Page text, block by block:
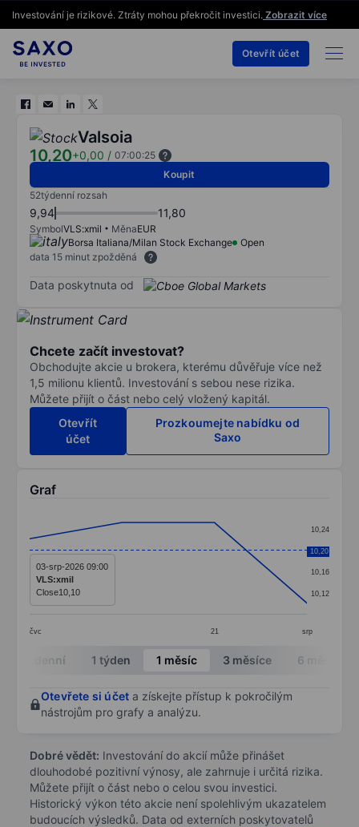
Investování je rizikové. Ztráty mohou překročit investici. Zobrazit více
Otevřít účet
Valsoia
10,20+0,00 / 07:00:25
Koupit
52týdenní rozsah
9,94 11,80
SymbolVLS:xmil MěnaEUR
Borsa Italiana/Milan Stock Exchange
Open
data 15 minut zpožděná
Data poskytnuta od
Chcete začít investovat?
Obchodujte akcie u brokera, kterému důvěřuje více než
1,5 milionu klientů. Investování s sebou nese rizika.
Můžete přijít o část nebo celý vložený kapitál.
Otevřít
účet
Prozkoumejte nabídku od
Saxo
Graf
Line chart with 4 data points.
The chart has 1 X axis displaying categories.
The chart has 1 Y axis displaying values. Data ranges
čvc 21 srp
10,12
10,16
10,20
10,24
10,20
03-srp-2026 09:00
VLS:xmil
Close10,10
End of interactive chart.
Intradenní 1 týden 1 měsíc 3 měsíce 6 měsíců
Otevřete si účet a získejte přístup k pokročilým
nástrojům pro grafy a analýzu.
Dobré vědět: Investování do akcií může přinášet
dlouhodobé pozitivní výnosy, ale zahrnuje i určitá rizika.
Můžete přijít o část nebo o celou svou investici.
Historický výkon této akcie není spolehlivým ukazatelem
budoucích výsledků. Data od externích poskytovatelů